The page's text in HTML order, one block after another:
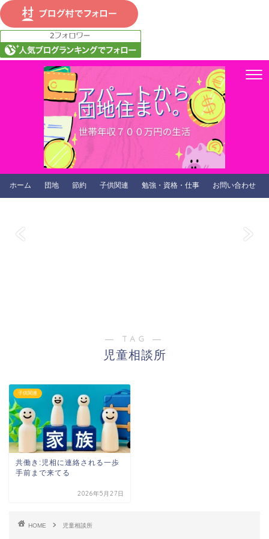
ホーム 団地 節約 子供関連 勉強・資格・仕事 お問い合わせ
― TAG ―
児童相談所
子供関連
共働き:児相に連絡される一歩
手前まで来てる
2026年5月27日
HOME 児童相談所